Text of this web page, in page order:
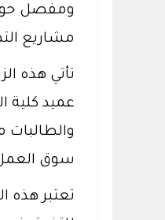
ومفصل حول
مشاريع
تأتي هذه
عميد كلية
والطالبات
سوق العمل
تعتبر هذه